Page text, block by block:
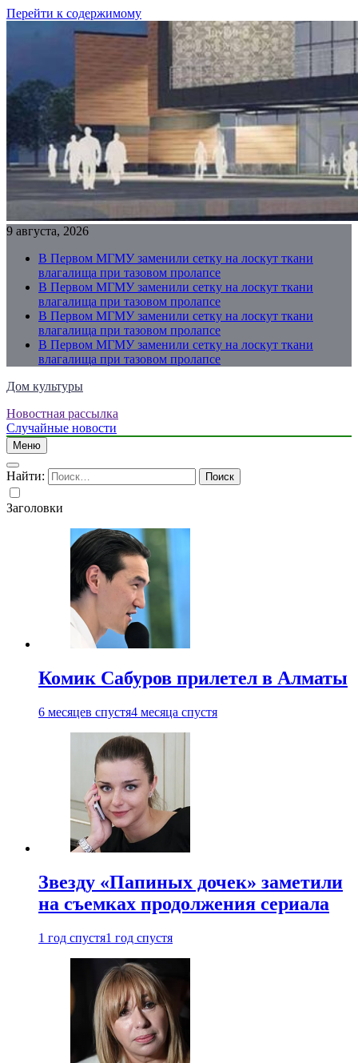
Перейти к содержимому
9 августа, 2026
В Первом МГМУ заменили сетку на лоскут ткани
влагалища при тазовом пролапсе
В Первом МГМУ заменили сетку на лоскут ткани
влагалища при тазовом пролапсе
В Первом МГМУ заменили сетку на лоскут ткани
влагалища при тазовом пролапсе
В Первом МГМУ заменили сетку на лоскут ткани
влагалища при тазовом пролапсе
Дом культуры
Just another WordPress site
Новостная рассылка
Случайные новости
Меню
Найти:
Заголовки
Комик Сабуров прилетел в Алматы
6 месяцев спустя4 месяца спустя
Звезду «Папиных дочек» заметили
на съемках продолжения сериала
1 год спустя1 год спустя